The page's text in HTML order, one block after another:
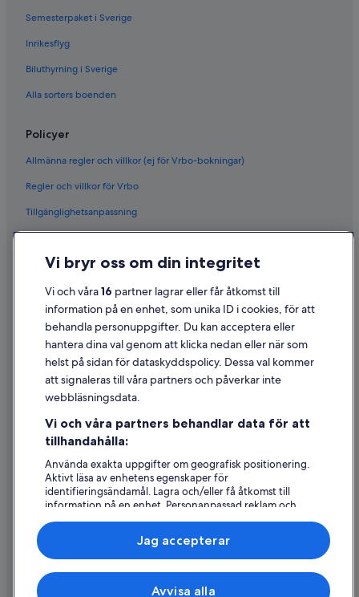
Semesterpaket i Sverige
Inrikesflyg
Biluthyrning i Sverige
Alla sorters boenden
Policyer
Allmänna regler och villkor (ej för Vrbo-bokningar)
Regler och villkor för Vrbo
Tillgänglighetsanpassning
Sekretess
Cookies
Användarvillkor
Juridisk information/Kontakta oss
Riktlinjer för innehåll och anmäla innehåll
Hjälp
Kontakta oss
Avboka eller ändra din bokning
Återbetalningsprocess och tidslinjer
Boka ett flyg med flygbolagskredit
Internationella resedokument
Vi bryr oss om din integritet
Vi och våra16 partner lagrar eller får åtkomst till
information på en enhet, som unika ID i cookies, för att
behandla personuppgifter. Du kan acceptera eller
hantera dina val genom att klicka nedan eller när som
helst på sidan för dataskyddspolicy. Dessa val kommer
att signaleras till våra partners och påverkar inte
webbläsningsdata.
Vi och våra partners behandlar data för att
tillhandahålla:
Använda exakta uppgifter om geografisk positionering.
Aktivt läsa av enhetens egenskaper för
identifieringsändamål. Lagra och/eller få åtkomst till
information på en enhet. Personanpassad reklam och
innehåll, reklam- och innehållsmätning, forskning
Lista över partner (leverantörer)
Avvisa alla
Jag accepterar